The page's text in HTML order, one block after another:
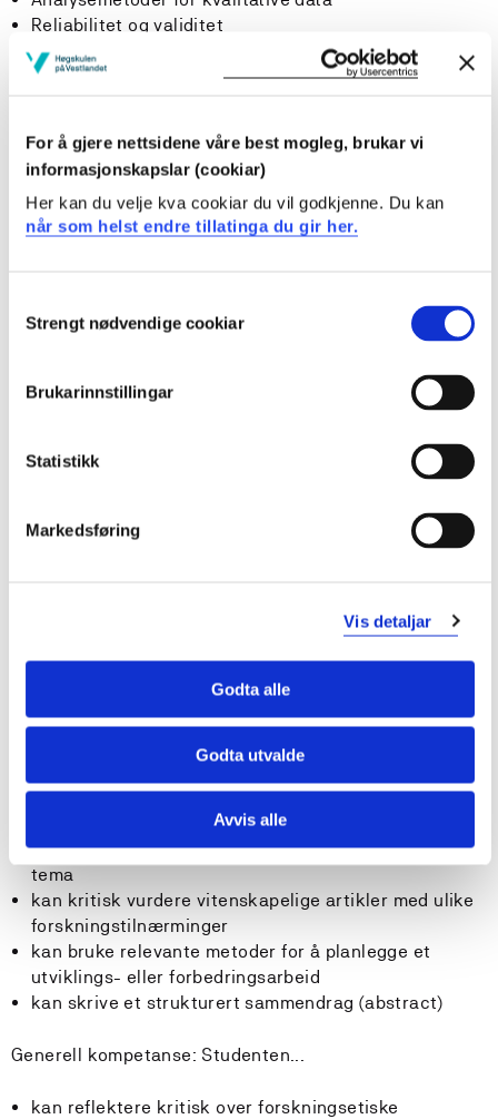
For å gjere nettsidene våre best mogleg, brukar vi
informasjonskapslar (cookiar)
Her kan du velje kva cookiar du vil godkjenne. Du kan
når som helst endre tillatinga du gir her.
Selection
Strengt nødvendige cookiar
Brukarinnstillingar
Statistikk
Markedsføring
Vis detaljar
Godta alle
Godta utvalde
Avvis alle
Reliabilitet og validitet
Forskningsetikk (autonomi, identitet, integritet,
verdighet og menneskerettigheter)
Læringsutbytte
En student med fullført emne gir følgende
læringsutbytte definert i kunnskap, ferdigheter og
forskningsspørsmål de er egnet til å svare på
har inngående kjennskap til prinsippene for å arbeide
og vurdering av ny kunnskap, og sjekklister for kritisk
har inngående kunnskap om klinisk audit som en
systematisk metode for kvalitetsutvikling og
forutsetningen for generalisering av resultater og
prinsippene bak viktige statistiske tester
kjenner til de vanligste kvalitative analyser av data
som brukes i kvalitative forskning
Ferdigheter: Studenten...
kan bruke relevante metoder for å gjøre systematisk
søk i medisinske og helsefaglige databaser og
redegjøre for kunnskapsstatus innen et avgrenset
tema
kan kritisk vurdere vitenskapelige artikler med ulike
forskningstilnærminger
kan bruke relevante metoder for å planlegge et
utviklings- eller forbedringsarbeid
kan skrive et strukturert sammendrag (abstract)
Generell kompetanse: Studenten...
kan reflektere kritisk over forskningsetiske